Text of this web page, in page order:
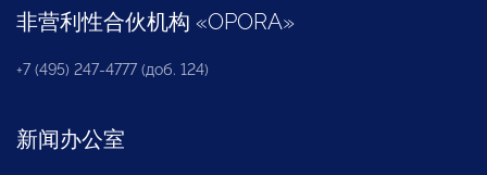
非营利性合伙机构 «OPORA»
+7 (495) 247-4777 (доб. 124)
新闻办公室